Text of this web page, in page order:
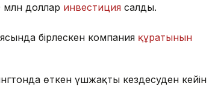
млн доллар инвестиция салды.
бірлескен компания құратынын
өткен үшжақты кездесуден кейін